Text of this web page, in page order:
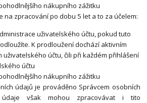
nákupního zážitku
na zpracování po dobu 5 let a to za účelem:
uživatelského účtu, pokud tuto
K prodloužení dochází aktivním
uživatelského účtu, čili při každém přihlášení
účtu
nákupního zážitku
údajů je prováděno Správcem osobních
však mohou zpracovávat i tito